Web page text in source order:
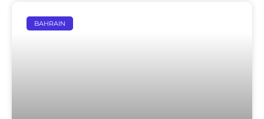
BAHRAIN